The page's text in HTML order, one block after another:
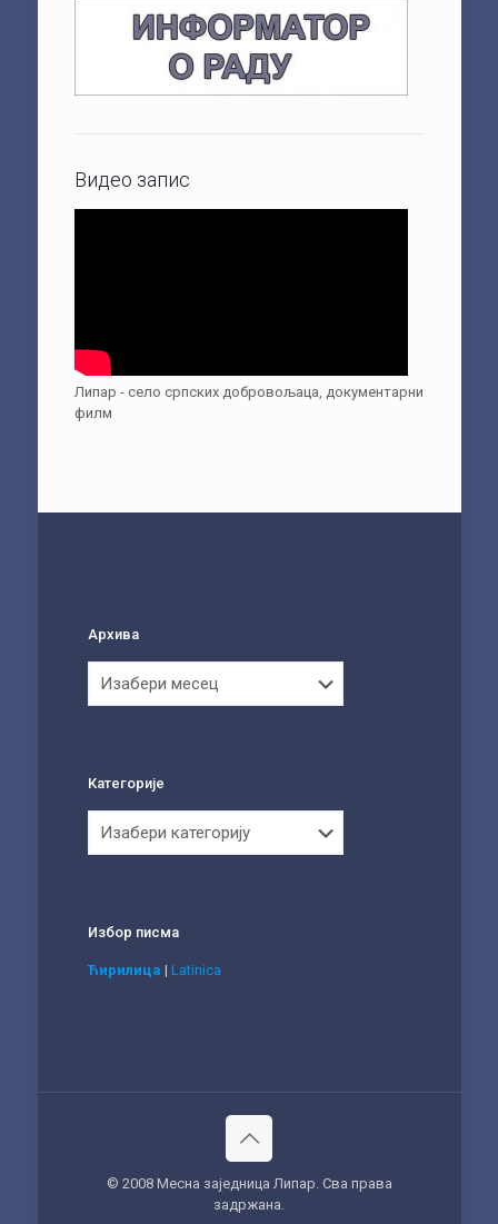
Видео запис
Липар - село српских добровољаца, документарни
филм
Архива
Категорије
Избор писма
Ћирилица | Latinica
© 2008 Месна заједница Липар. Сва права
задржана.